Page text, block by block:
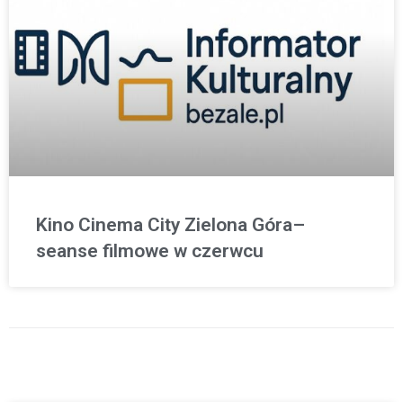
Kino Cinema City Zielona Góra–
seanse filmowe w czerwcu